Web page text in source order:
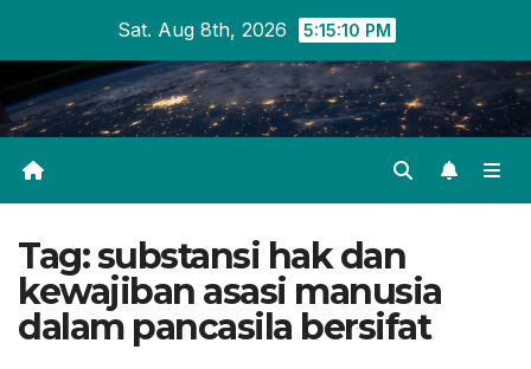
content
Sat. Aug 8th, 2026 5:15:10 PM
Tag:substansi hak dan
kewajiban asasi manusia
dalam pancasila bersifat